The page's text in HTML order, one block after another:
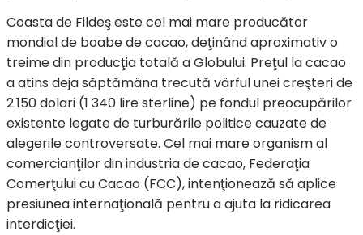
Coasta de Fildeş este cel mai mare producător
mondial de boabe de cacao, deţinând aproximativ o
treime din producţia totală a Globului. Preţul la cacao
a atins deja săptămâna trecută vârful unei creşteri de
2.150 dolari (1 340 lire sterline) pe fondul preocupărilor
existente legate de turburările politice cauzate de
alegerile controversate. Cel mai mare organism al
comercianţilor din industria de cacao, Federaţia
Comerţului cu Cacao (FCC), intenţionează să aplice
presiunea internaţională pentru a ajuta la ridicarea
interdicţiei.